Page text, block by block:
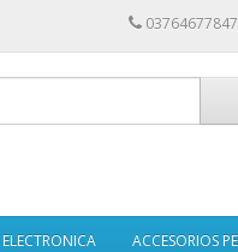
03764677847
ELECTRONICA ACCESORIOS